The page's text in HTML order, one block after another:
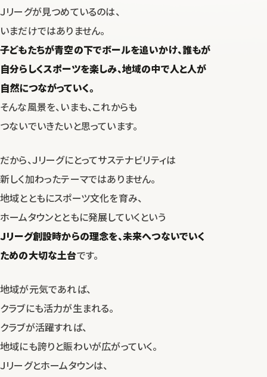
Ｊリーグが見つめているのは、
いまだけではありません。
子どもたちが青空の下でボールを追いかけ、誰もが
自分らしくスポーツを楽しみ、地域の中で人と人が
自然につながっていく。
そんな風景を、いまも、これからも
つないでいきたいと思っています。
だから、Ｊリーグにとってサステナビリティは
新しく加わったテーマではありません。
地域とともにスポーツ文化を育み、
ホームタウンとともに発展していくという
Ｊリーグ創設時からの理念を、未来へつないでいく
ための大切な土台です。
地域が元気であれば、
クラブにも活力が生まれる。
クラブが活躍すれば、
地域にも誇りと賑わいが広がっていく。
Ｊリーグとホームタウンは、